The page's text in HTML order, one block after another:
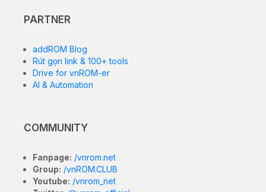
PARTNER
addROM Blog
Rút gọn link & 100+ tools
Drive for vnROM-er
AI & Automation
COMMUNITY
Fanpage: /vnrom.net
Group: /vnROM.CLUB
Youtube: /vnrom_net